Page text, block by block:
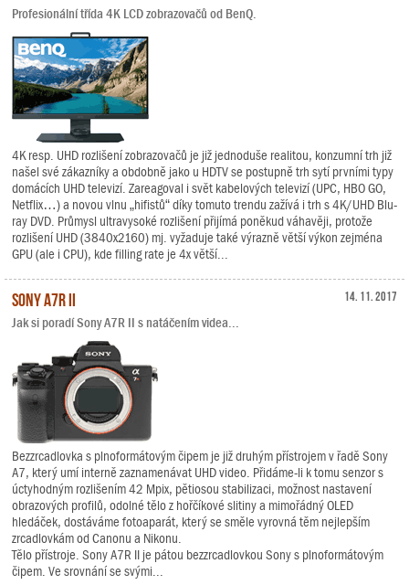
Profesionální třída 4K LCD zobrazovačů od BenQ.
4K resp. UHD rozlišení zobrazovačů je již jednoduše realitou, konzumní trh již
našel své zákazníky a obdobně jako u HDTV se postupně trh sytí prvními typy
domácích UHD televizí. Zareagoval i svět kabelových televizí (UPC, HBO GO,
Netflix…) a novou vlnu „hifistů“ díky tomuto trendu zažívá i trh s 4K/UHD Blu-
ray DVD. Průmysl ultravysoké rozlišení přijímá poněkud váhavěji, protože
rozlišení UHD (3840x2160) mj. vyžaduje také výrazně větší výkon zejména
GPU (ale i CPU), kde filling rate je 4x větší...
14. 11. 2017
Sony A7R II
Jak si poradí Sony A7R II s natáčením videa...
Bezzrcadlovka s plnoformátovým čipem je již druhým přístrojem v řadě Sony
A7, který umí interně zaznamenávat UHD video. Přidáme-li k tomu senzor s
úctyhodným rozlišením 42 Mpix, pětiosou stabilizaci, možnost nastavení
obrazových profilů, odolné tělo z hořčíkové slitiny a mimořádný OLED
hledáček, dostáváme fotoaparát, který se směle vyrovná těm nejlepším
zrcadlovkám od Canonu a Nikonu.
Tělo přístroje. Sony A7R II je pátou bezzrcadlovkou Sony s plnoformátovým
čipem. Ve srovnání se svými...